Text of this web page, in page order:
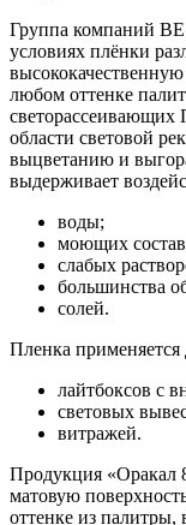
Группа компаний
условиях плёнки
любом оттенке
светорассеивающих
области световой
выцветанию и
выдерживает
воды;
моющих
слабых
большинства
солей.
Пленка применяется
лайтбоксов с
световых
витражей.
Продукция «Оракал
матовую
оттенке из